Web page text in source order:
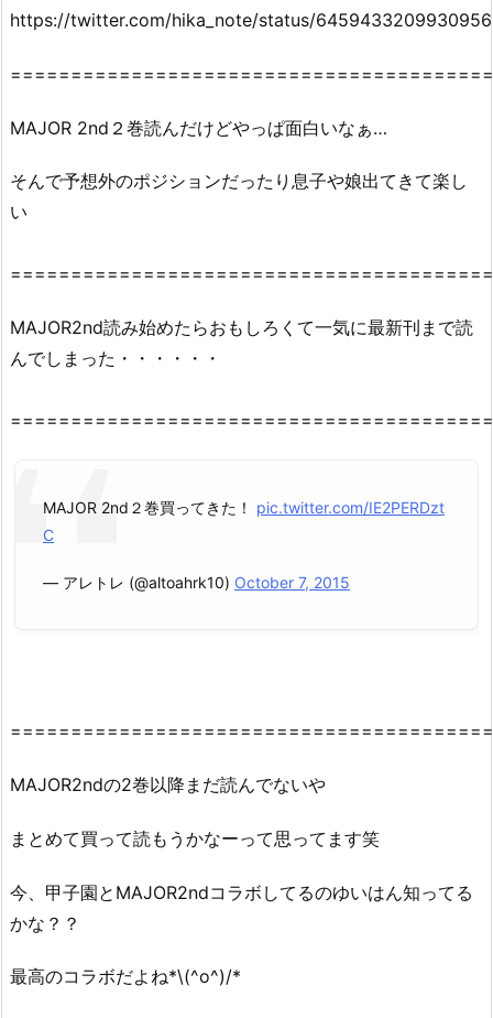
https://twitter.com/hika_note/status/
========================================‌
MAJOR 2nd２巻読んだけどやっぱ面白いなぁ…
そんで予想外のポジションだったり息子や娘出てきて楽し
い
========================================‌
MAJOR2nd読み始めたらおもしろくて一気に最新刊まで読
んでしまった・・・・・・
========================================‌
MAJOR 2nd２巻買ってきた！ pic.twitter.com/IE2PERDzt
C
— アレトレ (@altoahrk10) October 7, 2015
========================================‌
MAJOR2ndの2巻以降まだ読んでないや
まとめて買って読もうかなーって思ってます笑
今、甲子園とMAJOR2ndコラボしてるのゆいはん知ってる
かな？？
最高のコラボだよね*\(^o^)/* ‌